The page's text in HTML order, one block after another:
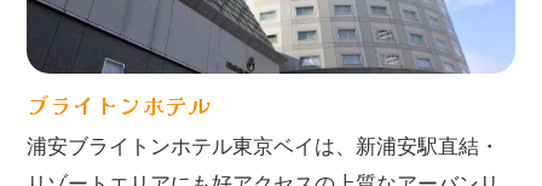
ブライトンホテル
浦安ブライトンホテル東京ベイは、新浦安駅直結・